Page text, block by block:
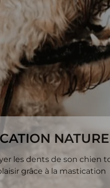
les dents de son chien
grâce à la mastication